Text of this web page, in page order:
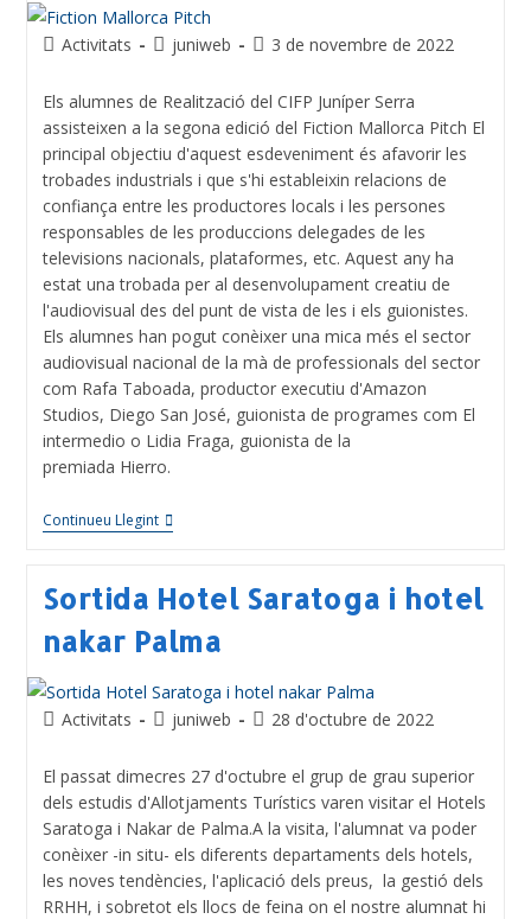
Activitats juniweb 3 de novembre de 2022
Els alumnes de Realització del CIFP Juníper Serra
assisteixen a la segona edició del Fiction Mallorca Pitch El
principal objectiu d'aquest esdeveniment és afavorir les
trobades industrials i que s'hi estableixin relacions de
confiança entre les productores locals i les persones
responsables de les produccions delegades de les
televisions nacionals, plataformes, etc. Aquest any ha
estat una trobada per al desenvolupament creatiu de
l'audiovisual des del punt de vista de les i els guionistes.
Els alumnes han pogut conèixer una mica més el sector
audiovisual nacional de la mà de professionals del sector
com Rafa Taboada, productor executiu d'Amazon
Studios, Diego San José, guionista de programes com El
intermedio o Lidia Fraga, guionista de la
premiada Hierro.
Continueu Llegint
Sortida Hotel Saratoga i hotel
nakar Palma
Activitats juniweb 28 d'octubre de 2022
El passat dimecres 27 d'octubre el grup de grau superior
dels estudis d'Allotjaments Turístics varen visitar el Hotels
Saratoga i Nakar de Palma.A la visita, l'alumnat va poder
conèixer -in situ- els diferents departaments dels hotels,
les noves tendències, l'aplicació dels preus, la gestió dels
RRHH, i sobretot els llocs de feina on el nostre alumnat hi